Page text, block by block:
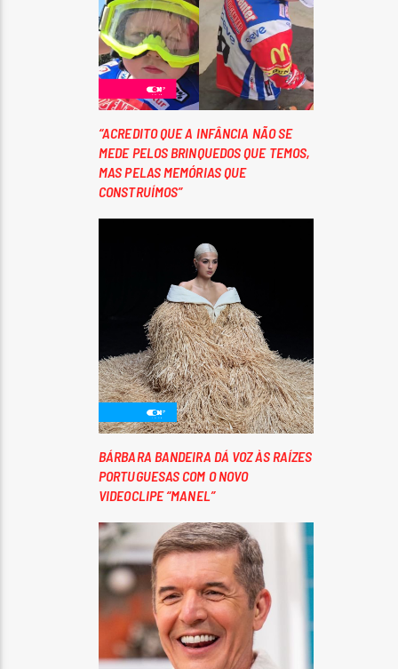
“ACREDITO QUE A INFÂNCIA NÃO SE
MEDE PELOS BRINQUEDOS QUE TEMOS,
MAS PELAS MEMÓRIAS QUE
CONSTRUÍMOS”
BÁRBARA BANDEIRA DÁ VOZ ÀS RAÍZES
PORTUGUESAS COM O NOVO
VIDEOCLIPE “MANEL”